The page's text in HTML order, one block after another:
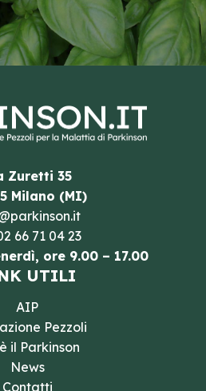
Zuretti 35
Milano (MI)
66 71 04 23
ore 9.00 – 17.00
UTILI
AIP
Pezzoli
il Parkinson
News
Contatti